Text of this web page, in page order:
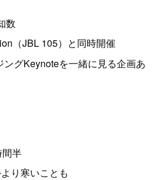
数
（JBL 105）と同時開催
ングKeynoteを一緒に見る企画あ
半
り寒いことも